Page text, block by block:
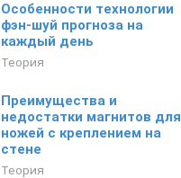
Особенности технологии
фэн-шуй прогноза на
каждый день
Теория
Преимущества и
недостатки магнитов для
ножей с креплением на
стене
Теория